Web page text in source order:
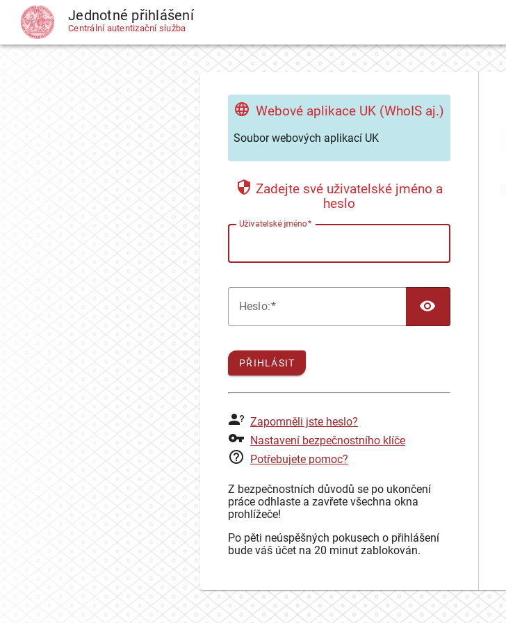
CAS Jednotné přihlášení
Centrální autentizační služba
Webové aplikace UK (WhoIS aj.)
Soubor webových aplikací UK
Zadejte své uživatelské jméno a
heslo
Uživatelské jméno
Heslo:
PŘIHLÁSIT
Zapomněli jste heslo?
Nastavení bezpečnostního klíče
Potřebujete pomoc?
Z bezpečnostních důvodů se po ukončení
práce odhlaste a zavřete všechna okna
prohlížeče!
Po pěti neúspěšných pokusech o přihlášení
bude váš účet na 20 minut zablokován.